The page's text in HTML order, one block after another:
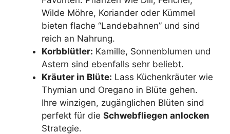
Wilde Möhre, Koriander oder Kümmel
bieten flache “Landebahnen” und sind
reich an Nahrung.
Korbblütler: Kamille, Sonnenblumen und
Astern sind ebenfalls sehr beliebt.
Kräuter in Blüte: Lass Küchenkräuter wie
Thymian und Oregano in Blüte gehen.
Ihre winzigen, zugänglichen Blüten sind
perfekt für die Schwebfliegen anlocken
Strategie.